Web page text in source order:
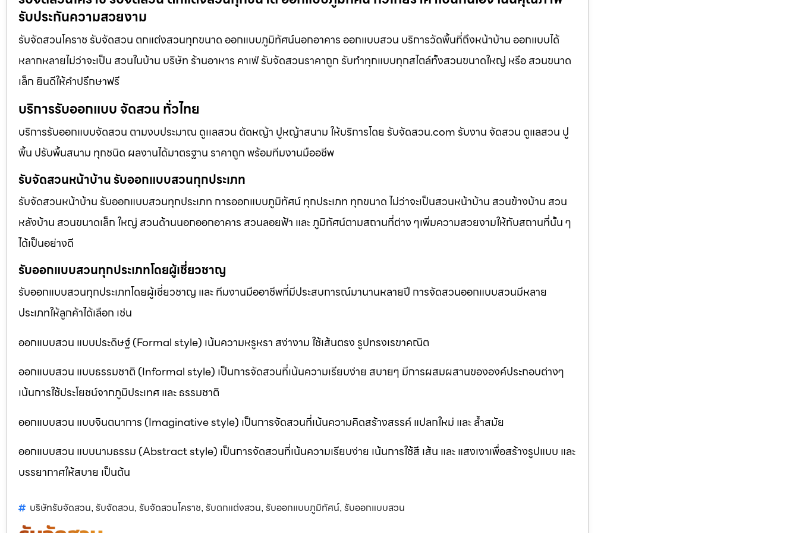
รับประกันความสวยงาม
รับจัดสวนโคราช รับจัดสวน ตกแต่งสวนทุกขนาด ออกแบบภูมิทัศน์นอกอาคาร ออกแบบสวน บริการวัดพื้นที่ถึงหน้าบ้าน ออกแบบได้
หลากหลายไม่ว่าจะเป็น สวนในบ้าน บริษัท ร้านอาหาร คาเฟ่ รับจัดสวนราคาถูก รับทำทุกแบบทุกสไตล์ทั้งสวนขนาดใหญ่ หรือ สวนขนาด
เล็ก ยินดีให้คำปรึกษาฟรี
บริการรับออกแบบ จัดสวน ทั่วไทย
บริการรับออกแบบจัดสวน ตามงบประมาณ ดูเเลสวน ตัดหญ้า ปูหญ้าสนาม ให้บริการโดย รับจัดสวน.com รับงาน จัดสวน ดูแลสวน ปู
พื้น ปรับพื้นสนาม ทุกชนิด ผลงานได้มาตรฐาน ราคาถูก พร้อมทีมงานมืออชีพ
รับจัดสวนหน้าบ้าน รับออกแบบสวนทุกประเภท
รับจัดสวนหน้าบ้าน รับออกแบบสวนทุกประเภท การออกแบบภูมิทัศน์ ทุกประเภท ทุกขนาด ไม่ว่าจะเป็นสวนหน้าบ้าน สวนข้างบ้าน สวน
หลังบ้าน สวนขนาดเล็ก ใหญ่ สวนด้านนอกออกอาคาร สวนลอยฟ้า และ ภูมิทัศน์ตามสถานที่ต่าง ๆเพิ่มความสวยงามให้กับสถานที่นั้น ๆ
ได้เป็นอย่างดี
รับออกแบบสวนทุกประเภทโดยผู้เชี่ยวชาญ
รับออกแบบสวนทุกประเภทโดยผู้เชี่ยวชาญ และ ทีมงานมืออาชีพที่มีประสบการณ์มานานหลายปี การจัดสวนออกแบบสวนมีหลาย
ประเภทให้ลูกค้าได้เลือก เช่น
ออกแบบสวน แบบประดิษฐ์ (Formal style) เน้นความหรูหรา สง่างาม ใช้เส้นตรง รูปทรงเรขาคณิต
ออกแบบสวน แบบธรรมชาติ (Informal style) เป็นการจัดสวนที่เน้นความเรียบง่าย สบายๆ มีการผสมผสานขององค์ประกอบต่างๆ
เน้นการใช้ประโยชน์จากภูมิประเทศ และ ธรรมชาติ
ออกแบบสวน แบบจินตนาการ (Imaginative style) เป็นการจัดสวนที่เน้นความคิดสร้างสรรค์ แปลกใหม่ และ ล้ำสมัย
ออกแบบสวน แบบนามธรรม (Abstract style) เป็นการจัดสวนที่เน้นความเรียบง่าย เน้นการใช้สี เส้น และ แสงเงาเพื่อสร้างรูปแบบ และ
บรรยากาศให้สบาย เป็นต้น
บริษัทรับจัดสวน, รับจัดสวน, รับจัดสวนโคราช, รับตกแต่งสวน, รับออกแบบภูมิทัศน์, รับออกแบบสวน